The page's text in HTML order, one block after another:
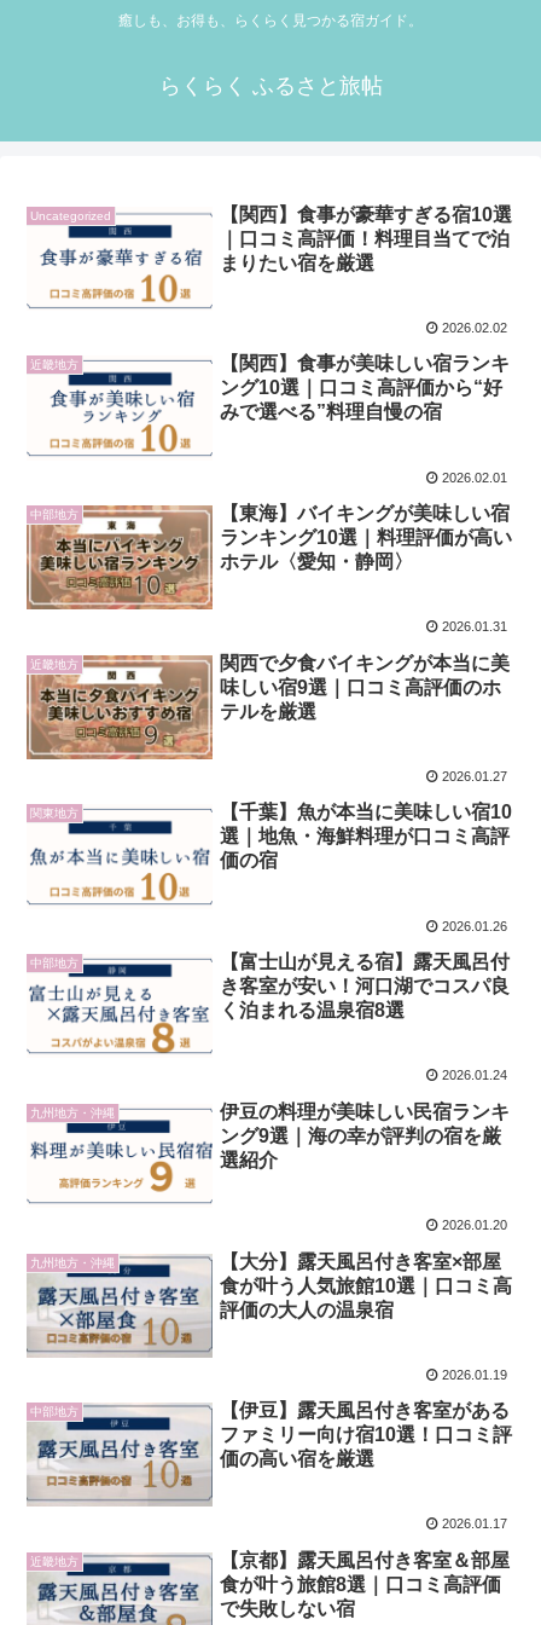
癒しも、お得も、らくらく見つかる宿ガイド。
らくらく ふるさと旅帖
Uncategorized
【関西】食事が豪華すぎる宿10選
｜口コミ高評価！料理目当てで泊
まりたい宿を厳選
2026.02.02
近畿地方
【関西】食事が美味しい宿ランキ
ング10選｜口コミ高評価から“好
みで選べる”料理自慢の宿
2026.02.01
中部地方
【東海】バイキングが美味しい宿
ランキング10選｜料理評価が高い
ホテル〈愛知・静岡〉
2026.01.31
近畿地方
関西で夕食バイキングが本当に美
味しい宿9選｜口コミ高評価のホ
テルを厳選
2026.01.27
関東地方
【千葉】魚が本当に美味しい宿10
選｜地魚・海鮮料理が口コミ高評
価の宿
2026.01.26
中部地方
【富士山が見える宿】露天風呂付
き客室が安い！河口湖でコスパ良
く泊まれる温泉宿8選
2026.01.24
九州地方・沖縄
伊豆の料理が美味しい民宿ランキ
ング9選｜海の幸が評判の宿を厳
選紹介
2026.01.20
九州地方・沖縄
【大分】露天風呂付き客室×部屋
食が叶う人気旅館10選｜口コミ高
評価の大人の温泉宿
2026.01.19
中部地方
【伊豆】露天風呂付き客室がある
ファミリー向け宿10選！口コミ評
価の高い宿を厳選
2026.01.17
近畿地方
【京都】露天風呂付き客室＆部屋
食が叶う旅館8選｜口コミ高評価
で失敗しない宿